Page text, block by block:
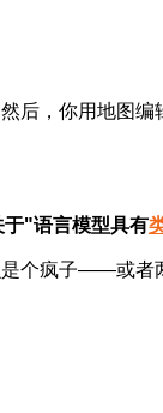
后，你用地图
于"语言模型具有
个疯子——或者